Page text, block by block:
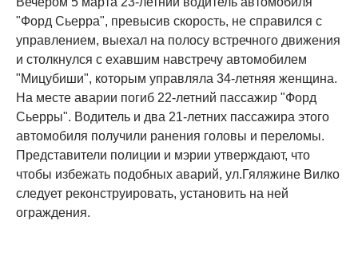
"Форд Сьерра", превысив скорость, не справился с
управлением, выехал на полосу встречного движения
и столкнулся с ехавшим навстречу автомобилем
"Мицубиши", которым управляла 34-летняя женщина.
На месте аварии погиб 22-летний пассажир "Форд
Сьерры". Водитель и два 21-летних пассажира этого
автомобиля получили ранения головы и переломы.
Представители полиции и мэрии утверждают, что
чтобы избежать подобных аварий, ул.Гяляжине Вилко
следует реконструировать, установить на ней
ограждения.